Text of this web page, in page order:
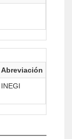
Abreviación
INEGI